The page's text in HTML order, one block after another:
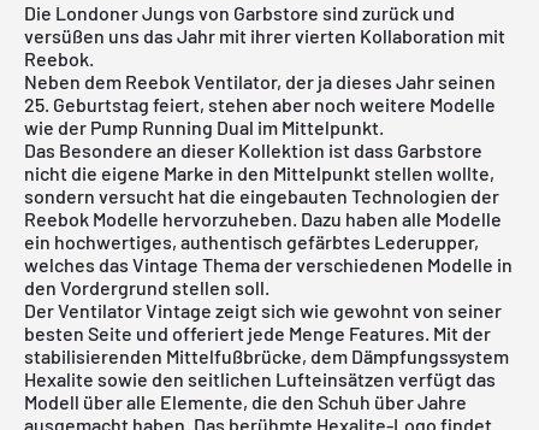
Die Londoner Jungs von Garbstore sind zurück und
versüßen uns das Jahr mit ihrer vierten Kollaboration mit
Reebok.
Neben dem Reebok Ventilator, der ja dieses Jahr seinen
25. Geburtstag feiert, stehen aber noch weitere Modelle
wie der Pump Running Dual im Mittelpunkt.
Das Besondere an dieser Kollektion ist dass Garbstore
nicht die eigene Marke in den Mittelpunkt stellen wollte,
sondern versucht hat die eingebauten Technologien der
Reebok Modelle hervorzuheben. Dazu haben alle Modelle
ein hochwertiges, authentisch gefärbtes Lederupper,
welches das Vintage Thema der verschiedenen Modelle in
den Vordergrund stellen soll.
Der Ventilator Vintage zeigt sich wie gewohnt von seiner
besten Seite und offeriert jede Menge Features. Mit der
stabilisierenden Mittelfußbrücke, dem Dämpfungssystem
Hexalite sowie den seitlichen Lufteinsätzen verfügt das
Modell über alle Elemente, die den Schuh über Jahre
ausgemacht haben. Das berühmte Hexalite-Logo findet